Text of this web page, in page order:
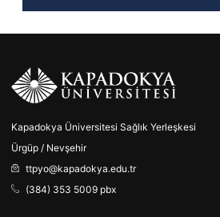
Kapadokya Üniversitesi Sağlık Yerleşkesi
Ürgüp / Nevşehir
ttpyo@kapadokya.edu.tr
(384) 353 5009 pbx